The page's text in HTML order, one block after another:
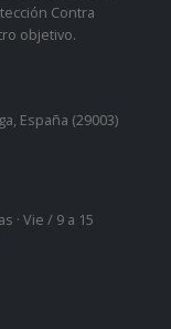
Contra
objetivo.
España (29003)
· Vie / 9 a 15